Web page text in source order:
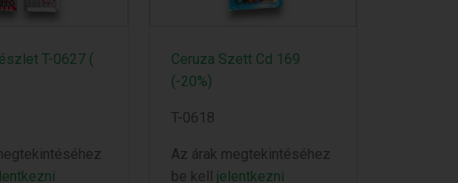
T-0627 (
Ceruza Szett Cd 169
(-20%)
T-0618
Az árak megtekintéséhez
be kell jelentkezni